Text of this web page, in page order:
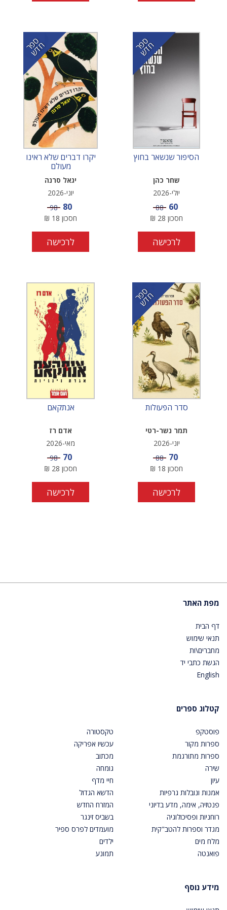
ס
פ
ר
ח
ד
ש
הסיפור שנשאר בחוץ
שחר כהן
יולי-2026
מחיר מבצע
60 מחיר
88
חסכון 28
₪
לרכישה
ס
פ
ר
ח
ד
ש
יקרו דברים שלא ראינו
מעולם
יגאל סרנה
יוני-2026
מחיר מבצע
80 מחיר
98
חסכון 18
₪
לרכישה
ס
פ
ר
ח
ד
ש
סדר הפעולות
תמר נשר-רטי
יוני-2026
מחיר מבצע
70 מחיר
88
חסכון 18
₪
לרכישה
אנתקאם
אדם רז
מאי-2026
מחיר מבצע
70 מחיר
98
חסכון 28
₪
לרכישה
מפת האתר
דף הבית
תנאי שימוש
מחברים\ות
הגשת כתבי יד
English
קטלוג ספרים
פוסטקפ
ספרות מקור
ספרות מתורגמת
שירה
עיון
אמנות ונובלות גרפיות
פנטזיה, אימה, מדע בדיוני
רוחניות ופסיכולוגיה
מגדר וספרות להטב"קית
מלח מים
פואנטה
טקסטורה
עכשיו אפריקה
מכתוב
גומחה
חיי מדף
הדשא הגדול
המזרח החדש
בשביס זינגר
מועמדים לפרס ספיר
ילדים
תמונע
מידע נוסף